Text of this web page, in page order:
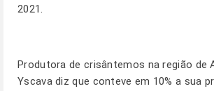
2021.
Produtora de crisântemos na região de
Yscava diz que conteve em 10% a sua